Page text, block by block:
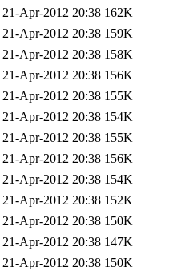
21-Apr-2012 20:38 162K
21-Apr-2012 20:38 159K
21-Apr-2012 20:38 158K
21-Apr-2012 20:38 156K
21-Apr-2012 20:38 155K
21-Apr-2012 20:38 154K
21-Apr-2012 20:38 155K
21-Apr-2012 20:38 156K
21-Apr-2012 20:38 154K
21-Apr-2012 20:38 152K
21-Apr-2012 20:38 150K
21-Apr-2012 20:38 147K
21-Apr-2012 20:38 150K